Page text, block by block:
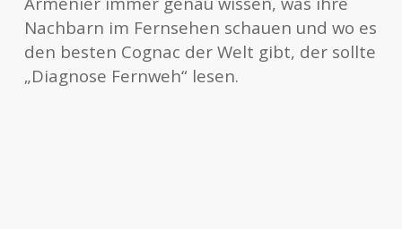
Nachbarn im Fernsehen schauen und wo es
den besten Cognac der Welt gibt, der sollte
„Diagnose Fernweh“ lesen.